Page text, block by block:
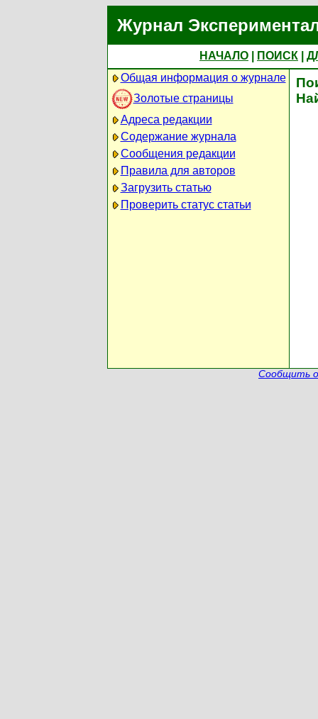
Журнал
НАЧАЛО ПОИСК
Общая информация о журнале
Золотые страницы
Адреса редакции
Содержание журнала
Сообщения редакции
Правила для авторов
Загрузить статью
Проверить статус статьи
Сообщить о